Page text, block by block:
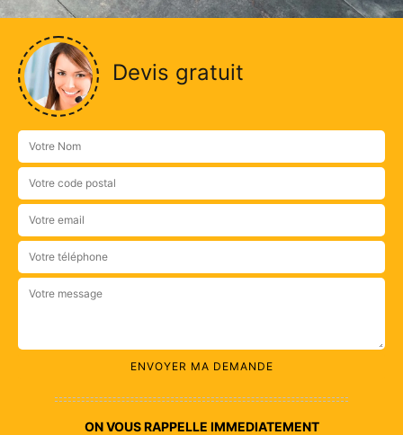
Devis gratuit
ON VOUS RAPPELLE IMMEDIATEMENT